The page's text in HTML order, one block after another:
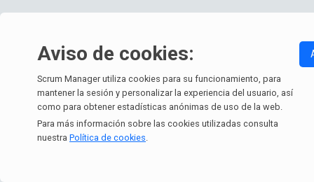
Aviso de cookies:
Scrum Manager utiliza cookies para su funcionamiento, para
mantener la sesión y personalizar la experiencia del usuario, así
como para obtener estadísticas anónimas de uso de la web.
Para más información sobre las cookies utilizadas consulta
nuestra Política de cookies.